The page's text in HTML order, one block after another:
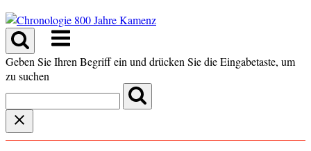
Skip
to
content
Menu
Geben Sie Ihren Begriff ein und drücken Sie die Eingabetaste, um
zu suchen